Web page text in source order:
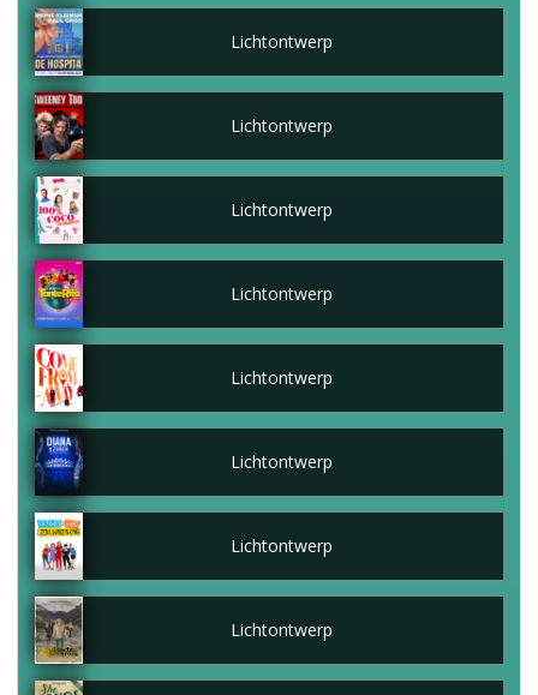
Lichtontwerp
Lichtontwerp
Lichtontwerp
Lichtontwerp
Lichtontwerp
Lichtontwerp
Lichtontwerp
Lichtontwerp